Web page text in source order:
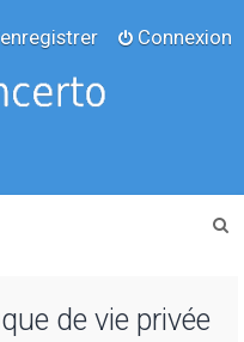
Connexion
de vie privée